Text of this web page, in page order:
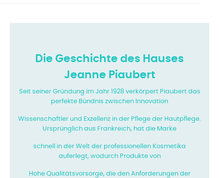
Die Geschichte des Hauses
Jeanne Piaubert
Seit seiner Gründung im Jahr 1928 verkörpert Piaubert das
perfekte Bündnis zwischen Innovation
Wissenschaftler und Exzellenz in der Pflege der Hautpflege.
Ursprünglich aus Frankreich, hat die Marke
schnell in der Welt der professionellen Kosmetika
auferlegt, wodurch Produkte von
Hohe Qualitätsvorsorge, die den Anforderungen der